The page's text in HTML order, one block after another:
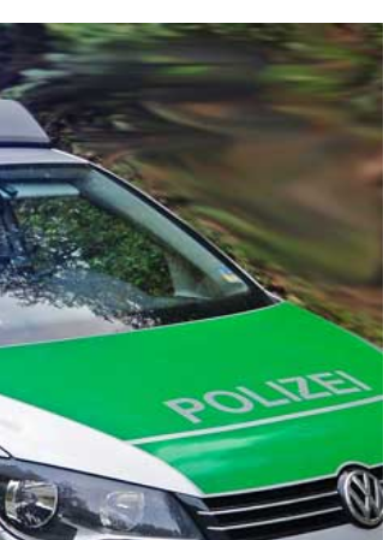
und Pappenheimer Marsch für Hubert
mit Pop und Musicalklängen in